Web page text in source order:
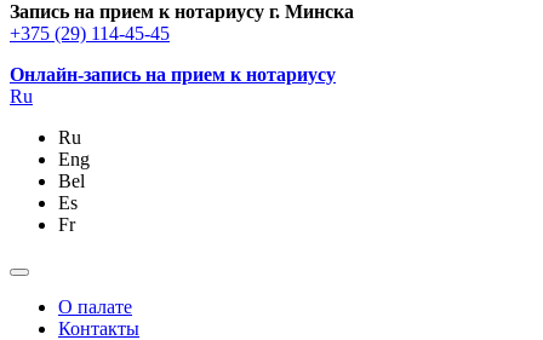
Запись на прием к нотариусу г. Минска
+375 (29) 114-45-45
Онлайн-запись на прием к нотариусу
Ru
Ru
Eng
Bel
Es
Fr
О палате
Контакты